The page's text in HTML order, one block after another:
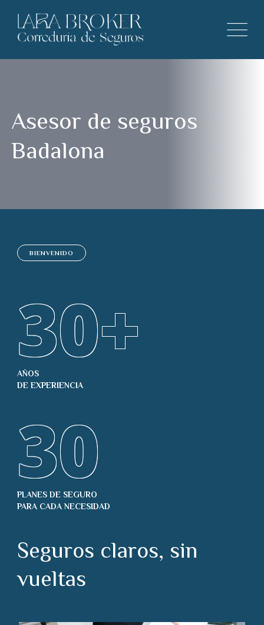
Asesor de seguros
Badalona
BIENVENIDO
30+
AÑOS
DE EXPERIENCIA
30
PLANES DE SEGURO
PARA CADA NECESIDAD
Seguros claros, sin
vueltas